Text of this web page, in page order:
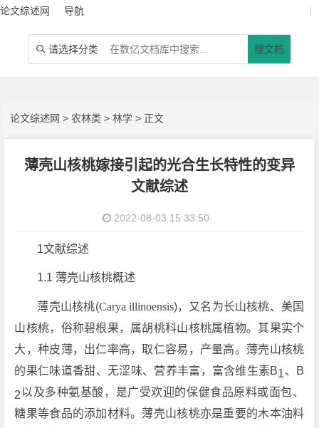
论文综述网 导航 |
 请选择分类 搜文档
论文综述网 >农林类 >林学 > 正文
薄壳山核桃嫁接引起的光合生长特性的变异
文献综述
2022-08-03 15:33:50
1文献综述
1.1 薄壳山核桃概述
薄壳山核桃(Carya illinoensis)，又名为长山核桃、美国
山核桃，俗称碧根果，属胡桃科山核桃属植物。其果实个
大，种皮薄，出仁率高，取仁容易，产量高。薄壳山核桃
的果仁味道香甜、无涩味、营养丰富，富含维生素B1、B
2以及多种氨基酸，是广受欢迎的保健食品原料或面包、
糖果等食品的添加材料。薄壳山核桃亦是重要的木本油料